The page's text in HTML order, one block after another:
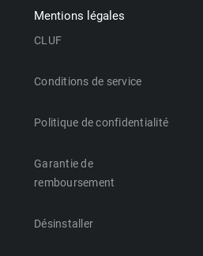
Mentions légales
CLUF
Conditions de service
Politique de confidentialité
Garantie de
remboursement
Désinstaller